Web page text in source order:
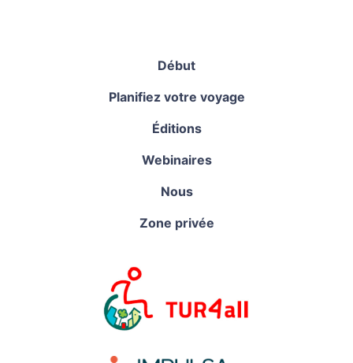
Début
Planifiez votre voyage
Éditions
Webinaires
Nous
Zone privée